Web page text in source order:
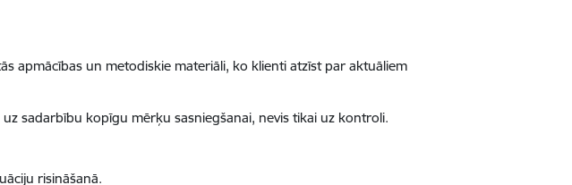
apmācības un metodiskie materiāli, ko klienti atzīst par aktuāliem
sadarbību kopīgu mērķu sasniegšanai, nevis tikai uz kontroli.
risināšanā.